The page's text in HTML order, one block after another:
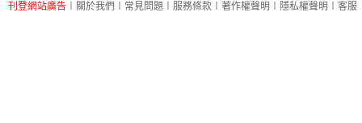
刊登網站廣告 關於我們 常見問題 服務條款 著作權聲明 隱私權聲明 客服